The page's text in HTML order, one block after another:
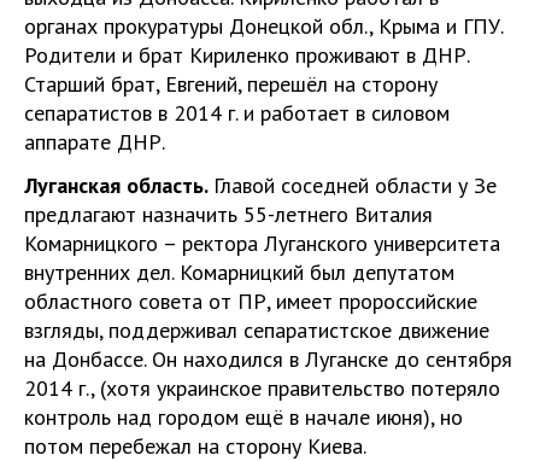
органах прокуратуры Донецкой обл., Крыма и ГПУ.
Родители и брат Кириленко проживают в ДНР.
Старший брат, Евгений, перешёл на сторону
сепаратистов в 2014 г. и работает в силовом
аппарате ДНР.
Луганская область. Главой соседней области у Зе
предлагают назначить 55-летнего Виталия
Комарницкого – ректора Луганского университета
внутренних дел. Комарницкий был депутатом
областного совета от ПР, имеет пророссийские
взгляды, поддерживал сепаратистское движение
на Донбассе. Он находился в Луганске до сентября
2014 г., (хотя украинское правительство потеряло
контроль над городом ещё в начале июня), но
потом перебежал на сторону Киева.